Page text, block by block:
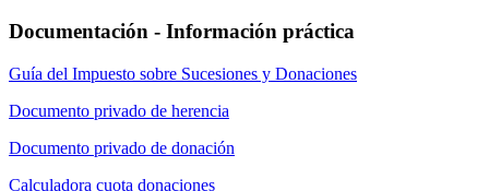
Documentación - Información práctica
Guía del Impuesto sobre Sucesiones y Donaciones
Documento privado de herencia
Documento privado de donación
Calculadora cuota donaciones